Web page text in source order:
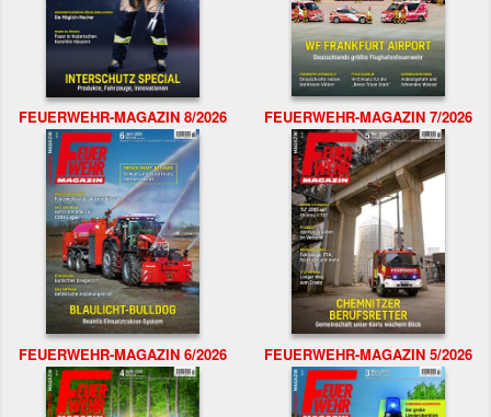
FEUERWEHR-MAGAZIN 8/2026 FEUERWEHR-MAGAZIN 7/2026
FEUERWEHR-MAGAZIN 6/2026 FEUERWEHR-MAGAZIN 5/2026